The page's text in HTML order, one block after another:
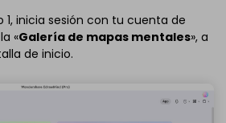
1, inicia sesión con tu cuenta de
«Galería de mapas mentales», a
de inicio.